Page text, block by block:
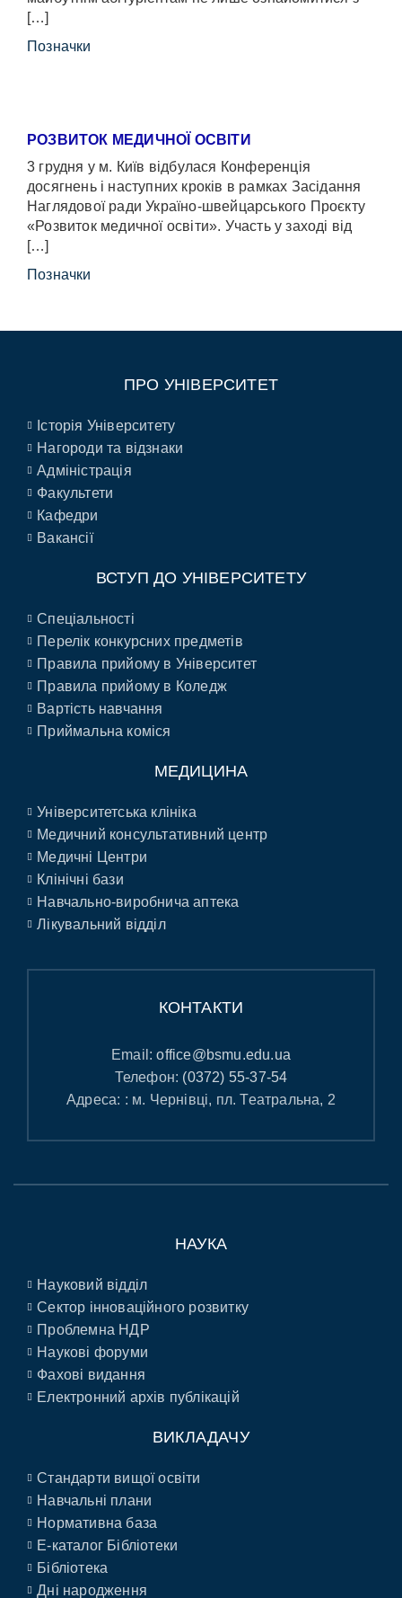
[…]
Позначки
РОЗВИТОК МЕДИЧНОЇ ОСВІТИ
3 грудня у м. Київ відбулася Конференція
досягнень і наступних кроків в рамках Засідання
Наглядової ради Україно-швейцарського Проєкту
«Розвиток медичної освіти». Участь у заході від
[…]
Позначки
ПРО УНІВЕРСИТЕТ
Історія Університету
Нагороди та відзнаки
Адміністрація
Факультети
Кафедри
Вакансії
ВСТУП ДО УНІВЕРСИТЕТУ
Спеціальності
Перелік конкурсних предметів
Правила прийому в Університет
Правила прийому в Коледж
Вартість навчання
Приймальна коміся
МЕДИЦИНА
Університетська клініка
Медичний консультативний центр
Медичні Центри
Клінічні бази
Навчально-виробнича аптека
Лікувальний відділ
КОНТАКТИ
Email:office@bsmu.edu.ua
Телефон: (0372) 55-37-54
Адреса: : м. Чернівці, пл. Театральна, 2
НАУКА
Науковий відділ
Сектор інноваційного розвитку
Проблемна НДР
Наукові форуми
Фахові видання
Електронний архів публікацій
ВИКЛАДАЧУ
Стандарти вищої освіти
Навчальні плани
Нормативна база
E-каталог Бібліотеки
Бібліотека
Дні народження